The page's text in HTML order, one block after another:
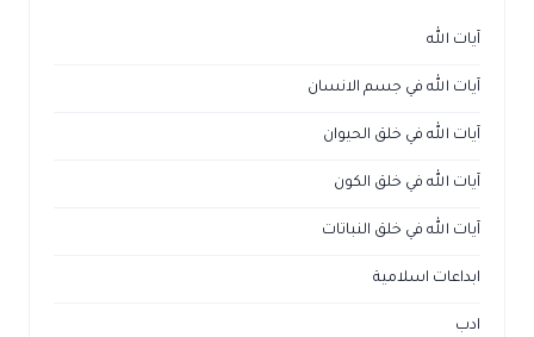
آيات الله
آيات الله في جسم الانسان
آيات الله في خلق الحيوان
آيات الله في خلق الكون
آيات الله في خلق النباتات
ابداعات اسلامية
ادب